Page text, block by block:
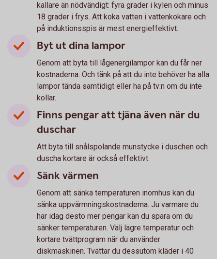
kallare än nödvändigt: fyra grader i kylen och minus
18 grader i frys. Att koka vatten i vattenkokare och
på induktionsspis är mest energieffektivt.
Byt ut dina lampor
Genom att byta till lågenergilampor kan du får ner
kostnaderna. Och tänk på att du inte behöver ha alla
lampor tända samtidigt eller ha på tv:n om du inte
kollar.
Finns pengar att tjäna även när du
duschar
Att byta till snålspolande munstycke i duschen och
duscha kortare är också effektivt.
Sänk värmen
Genom att sänka temperaturen inomhus kan du
sänka uppvärmningskostnaderna. Ju varmare du
har idag desto mer pengar kan du spara om du
sänker temperaturen. Välj lägre temperatur och
kortare tvättprogram när du använder
diskmaskinen. Tvättar du dessutom kläder i 40